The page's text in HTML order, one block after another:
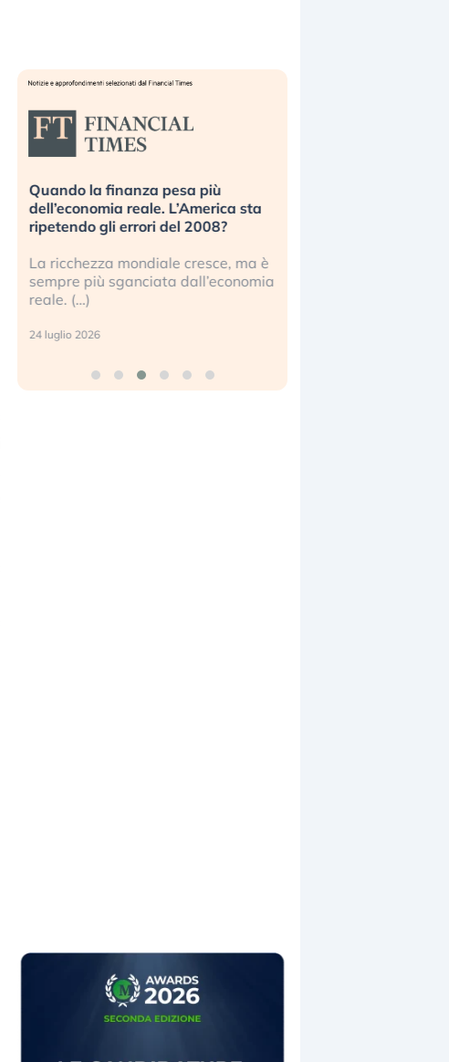
Quando la finanza pesa più
dell’economia reale. L’America sta
ripetendo gli errori del 2008?
La ricchezza mondiale cresce, ma è
sempre più sganciata dall’economia
reale. (…)
24 luglio 2026